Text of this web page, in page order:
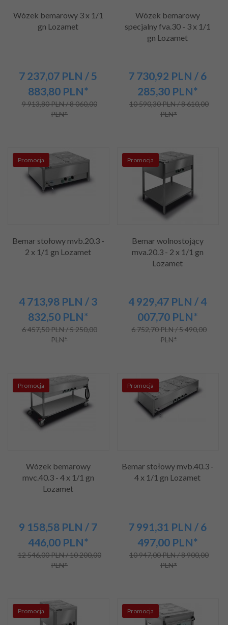
Wózek bemarowy 3 x 1/1
gn Lozamet
7 237,07 PLN / 5
883,80 PLN*
9 913,80 PLN / 8 060,00
PLN*
Wózek bemarowy
specjalny fva.30 - 3 x 1/1
gn Lozamet
7 730,92 PLN / 6
285,30 PLN*
10 590,30 PLN / 8 610,00
PLN*
Promocja
Bemar stołowy mvb.20.3 -
2 x 1/1 gn Lozamet
4 713,98 PLN / 3
832,50 PLN*
6 457,50 PLN / 5 250,00
PLN*
Promocja
Bemar wolnostojący
mva.20.3 - 2 x 1/1 gn
Lozamet
4 929,47 PLN / 4
007,70 PLN*
6 752,70 PLN / 5 490,00
PLN*
Promocja
Wózek bemarowy
mvc.40.3 - 4 x 1/1 gn
Lozamet
9 158,58 PLN / 7
446,00 PLN*
12 546,00 PLN / 10 200,00
PLN*
Promocja
Bemar stołowy mvb.40.3 -
4 x 1/1 gn Lozamet
7 991,31 PLN / 6
497,00 PLN*
10 947,00 PLN / 8 900,00
PLN*
Promocja Promocja